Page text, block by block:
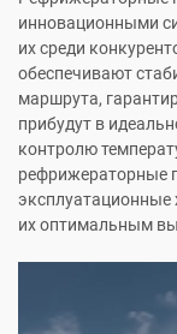
инновационными
их среди
обеспечивают
маршрута,
прибудут в
контролю
рефрижераторные
эксплуатационные
их оптимальным